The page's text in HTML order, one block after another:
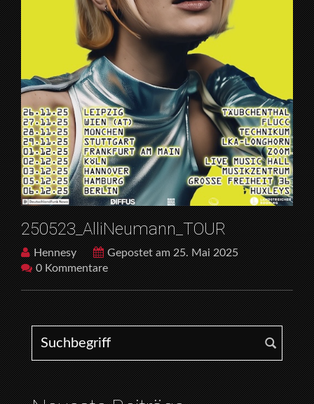
250523_AlliNeumann_TOUR
Hennesy
Gepostet am 25. Mai 2025
0 Kommentare
Search for: